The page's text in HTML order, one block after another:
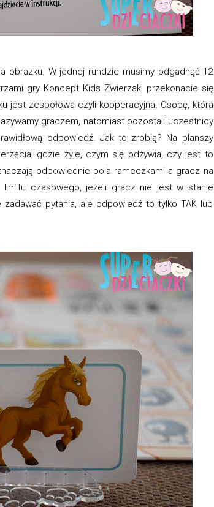
obrazku. W jednej rundzie musimy odgadnąć 12
gry Koncept Kids Zwierzaki przekonacie się
jest zespołowa czyli kooperacyjna. Osobę, która
graczem, natomiast pozostali uczestnicy
odpowiedź. Jak to zrobią? Na planszy
gdzie żyje, czym się odżywia, czy jest to
odpowiednie pola rameczkami a gracz na
czasowego, jeżeli gracz nie jest w stanie
pytania, ale odpowiedź to tylko TAK lub